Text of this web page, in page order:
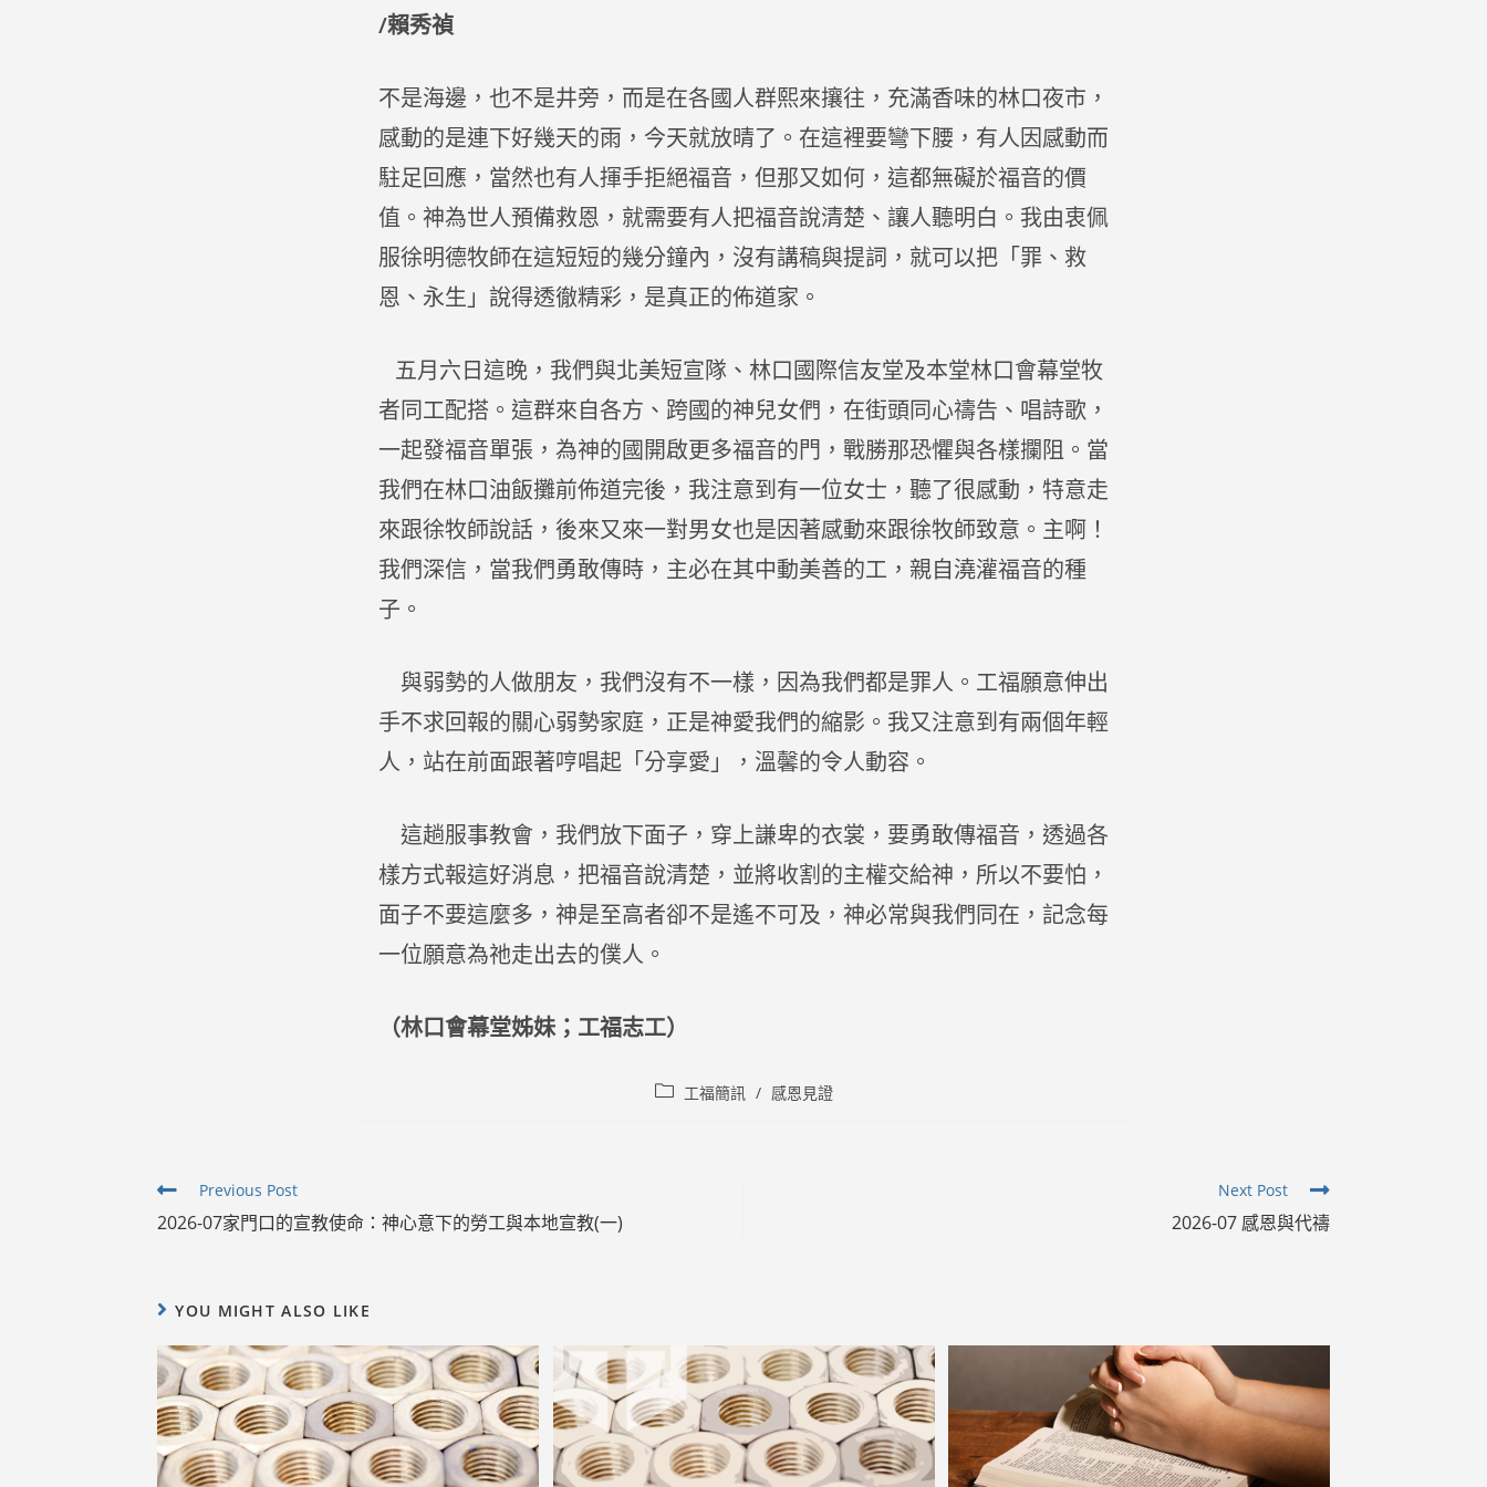
/賴秀禎
不是海邊，也不是井旁，而是在各國人群熙來攘往，充滿香味的林口夜市，
感動的是連下好幾天的雨，今天就放晴了。在這裡要彎下腰，有人因感動而
駐足回應，當然也有人揮手拒絕福音，但那又如何，這都無礙於福音的價
值。神為世人預備救恩，就需要有人把福音說清楚、讓人聽明白。我由衷佩
服徐明德牧師在這短短的幾分鐘內，沒有講稿與提詞，就可以把「罪、救
恩、永生」說得透徹精彩，是真正的佈道家。
五月六日這晚，我們與北美短宣隊、林口國際信友堂及本堂林口會幕堂牧
者同工配搭。這群來自各方、跨國的神兒女們，在街頭同心禱告、唱詩歌，
一起發福音單張，為神的國開啟更多福音的門，戰勝那恐懼與各樣攔阻。當
我們在林口油飯攤前佈道完後，我注意到有一位女士，聽了很感動，特意走
來跟徐牧師說話，後來又來一對男女也是因著感動來跟徐牧師致意。主啊！
我們深信，當我們勇敢傳時，主必在其中動美善的工，親自澆灌福音的種
子。
與弱勢的人做朋友，我們沒有不一樣，因為我們都是罪人。工福願意伸出
手不求回報的關心弱勢家庭，正是神愛我們的縮影。我又注意到有兩個年輕
人，站在前面跟著哼唱起「分享愛」，溫馨的令人動容。
這趟服事教會，我們放下面子，穿上謙卑的衣裳，要勇敢傳福音，透過各
樣方式報這好消息，把福音說清楚，並將收割的主權交給神，所以不要怕，
面子不要這麼多，神是至高者卻不是遙不可及，神必常與我們同在，記念每
一位願意為祂走出去的僕人。
（林口會幕堂姊妹；工福志工）
Post 工福簡訊 / 感恩見證
Read
articles
Previous Post
2026-07家門口的宣教使命：神心意下的勞工與本地宣教(一)
Next Post
2026-07 感恩與代禱
YOU MIGHT ALSO LIKE